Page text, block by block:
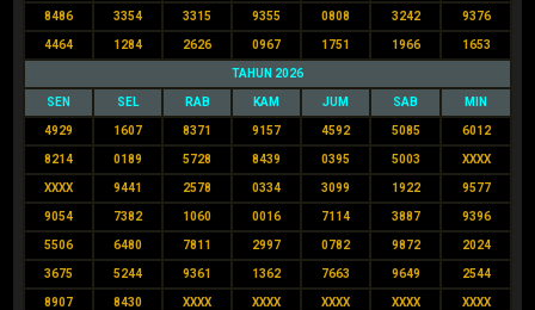
8486 3354 3315 9355 0808 3242 9376
4464 1284 2626 0967 1751 1966 1653
TAHUN 2026
SEN SEL RAB KAM JUM SAB MIN
4929 1607 8371 9157 4592 5085 6012
8214 0189 5728 8439 0395 5003 XXXX
XXXX 9441 2578 0334 3099 1922 9577
9054 7382 1060 0016 7114 3887 9396
5506 6480 7811 2997 0782 9872 2024
3675 5244 9361 1362 7663 9649 2544
8907 8430 XXXX XXXX XXXX XXXX XXXX